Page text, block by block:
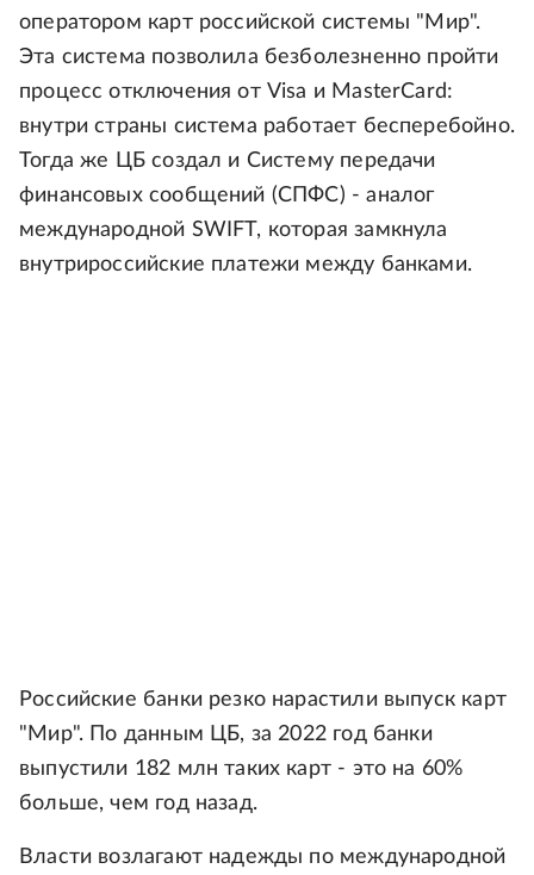
оператором карт российской системы "Мир".
Эта система позволила безболезненно пройти
процесс отключения от Visa и MasterCard:
внутри страны система работает бесперебойно.
Тогда же ЦБ создал и Систему передачи
финансовых сообщений (СПФС) - аналог
международной SWIFT, которая замкнула
внутрироссийские платежи между банками.
Российские банки резко нарастили выпуск карт
"Мир". По данным ЦБ, за 2022 год банки
выпустили 182 млн таких карт - это на 60%
больше, чем год назад.
Власти возлагают надежды по международной